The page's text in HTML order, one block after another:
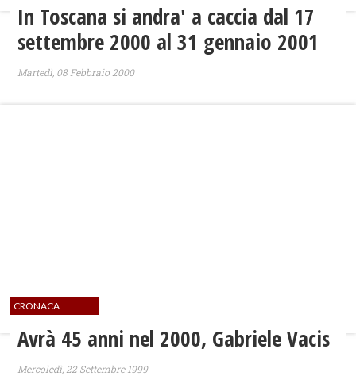
In Toscana si andra' a caccia dal 17
settembre 2000 al 31 gennaio 2001
Martedì, 08 Febbraio 2000
CRONACA
Avrà 45 anni nel 2000, Gabriele Vacis
Mercoledì, 22 Settembre 1999